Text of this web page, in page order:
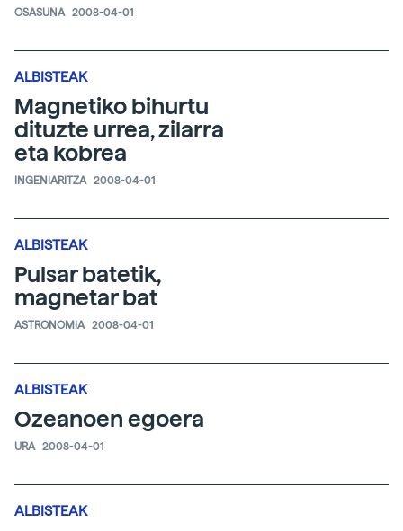
OSASUNA 2008-04-01
ALBISTEAK
Magnetiko bihurtu
dituzte urrea, zilarra
eta kobrea
INGENIARITZA 2008-04-01
ALBISTEAK
Pulsar batetik,
magnetar bat
ASTRONOMIA 2008-04-01
ALBISTEAK
Ozeanoen egoera
URA 2008-04-01
ALBISTEAK